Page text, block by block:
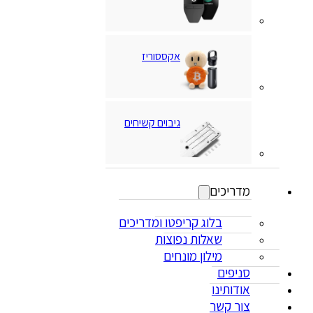
אקססוריז
גיבוים קשיחים
מדריכים
בלוג קריפטו ומדריכים
שאלות נפוצות
מילון מונחים
סניפים
אודותינו
צור קשר